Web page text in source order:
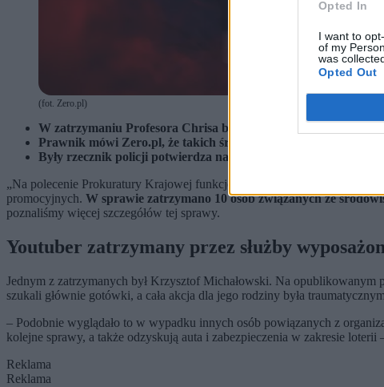
Opted In
I want to
of my
was
Opted Out
(fot. Zero.pl)
W zatrzymaniu Profesora Chrisa brali udział funkcjonariusze
Prawnik mówi Zero.pl, że takich środków używa się jedynie w
Były rzecznik policji potwierdza nam, że zastosowane
„Na polecenie Prokuratury Krajowej funkcjonariusze CBŚP i Krajowej
promocyjnych. W sprawie zatrzymano 10 osób związanych ze
poznaliśmy więcej szczegółów tej sprawy.
Youtuber zatrzymany przez służby
Jednym z zatrzymanych był Krzysztof Michałowski. Na opublikowanym
szukali głównie gotówki, a cała akcja dla jego rodziny była
– Podobnie wyglądało to w wypadku innych osób powiązanych z
kolejne sprawy, a także odzyskują auta i zabezpieczenia w zakresie
Reklama
Reklama